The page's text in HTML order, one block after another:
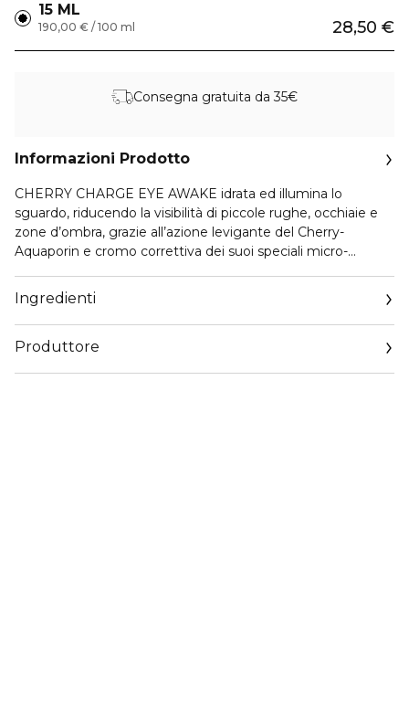
15 ML
28,50 €
190,00 € / 100 ml
Consegna gratuita da 35€
Informazioni Prodotto
CHERRY CHARGE EYE AWAKE idrata ed illumina lo
sguardo, riducendo la visibilità di piccole rughe, occhiaie e
zone d’ombra, grazie all’azione levigante del Cherry-
Aquaporin e cromo correttiva dei suoi speciali micro-
riequilibra i ritmi circadiani della pelle del contorno occhi e
dona sollievo agli occhi stanchi e affaticati dall’uso di
smartphone, computer, ore piccole, stress.
Ingredienti
Produttore